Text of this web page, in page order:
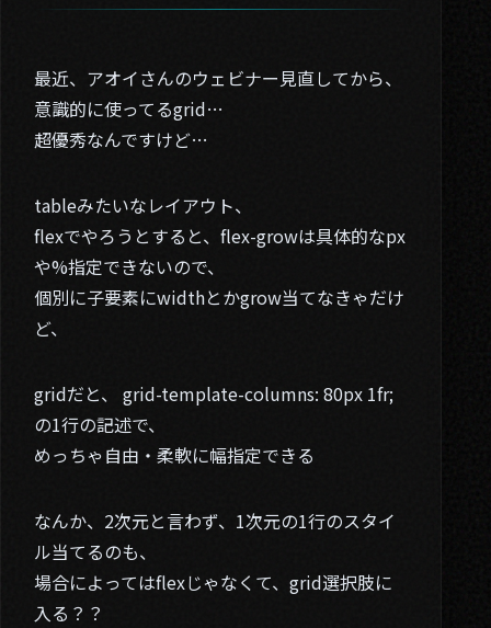
最近、アオイさんのウェビナー見直してから、
意識的に使ってるgrid…
超優秀なんですけど…
tableみたいなレイアウト、
flexでやろうとすると、flex-growは具体的なpx
や%指定できないので、
個別に子要素にwidthとかgrow当てなきゃだけ
ど、
gridだと、 grid-template-columns: 80px 1fr;
の1行の記述で、
めっちゃ自由・柔軟に幅指定できる
なんか、2次元と言わず、1次元の1行のスタイ
ル当てるのも、
場合によってはflexじゃなくて、grid選択肢に
入る？？